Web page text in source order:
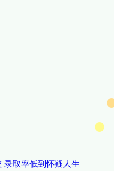
录取率低到怀疑人生